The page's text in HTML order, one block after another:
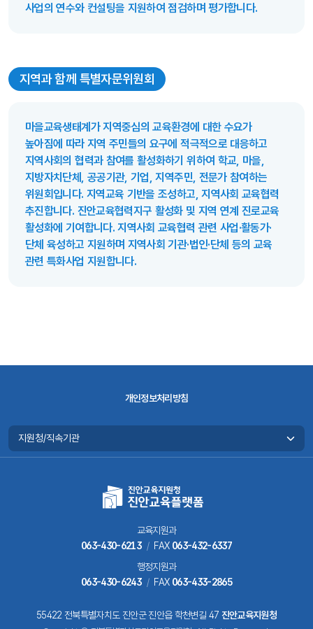
사업의 연수와 컨설팅을 지원하여 점검하며 평가합니다.
지역과 함께 특별자문위원회
마을교육생태계가 지역중심의 교육환경에 대한 수요가
높아짐에 따라 지역 주민들의 요구에 적극적으로 대응하고
지역사회의 협력과 참여를 활성화하기 위하여 학교, 마을,
지방자치단체, 공공기관, 기업, 지역주민, 전문가 참여하는
위원회입니다. 지역교육 기반을 조성하고, 지역사회 교육협력
추진합니다. 진안교육협력지구 활성화 및 지역 연계 진로교육
활성화에 기여합니다. 지역사회 교육협력 관련 사업·활동가·
단체 육성하고 지원하며 지역사회 기관·법인·단체 등의 교육
관련 특화사업 지원합니다.
개인정보처리방침
교육지원과
063-430-6213 / FAX 063-432-6337
행정지원과
063-430-6243 / FAX 063-433-2865
55422 전북특별자치도 진안군 진안읍 학천변길 47 진안교육지원청